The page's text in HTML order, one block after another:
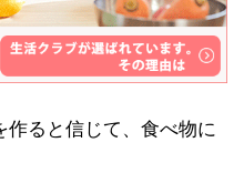
ると信じて、食べ物に